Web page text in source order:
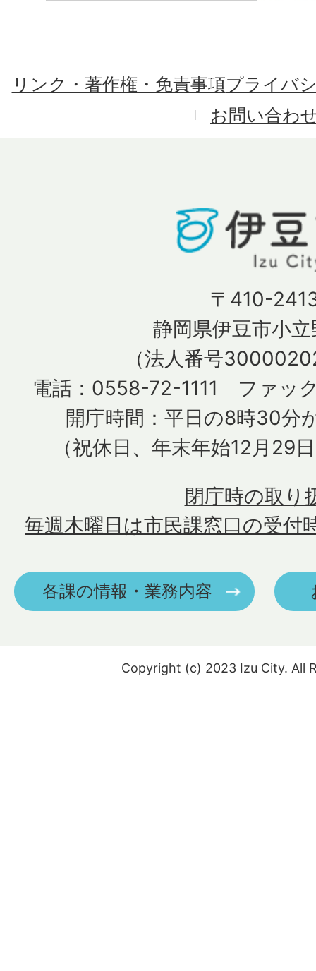
リンク・著作権・免責事項プライバ
お問い合わ
〒410-
静岡県伊豆市小
（法人番号
電話：0558-72-1111 ファッ
開庁時間：平日の8時30分
（祝休日、年末年始12月29
毎週木曜日は市民課窓口の受付
閉庁時の取り
各課の情報・業務内容
Copyright (c) 2023 Izu City. All